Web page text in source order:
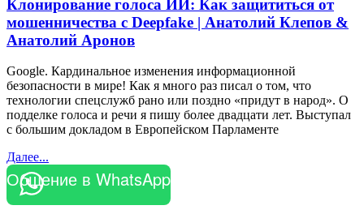
Клонирование голоса ИИ: Как защититься от
мошенничества с Deepfake | Анатолий Клепов &
Анатолий Аронов
Google. Кардинальное изменения информационной
безопасности в мире! Как я много раз писал о том, что
технологии спецслужб рано или поздно «придут в народ». О
подделке голоса и речи я пишу более двадцати лет. Выступал
с большим докладом в Европейском Парламенте
Далее...
Общение в WhatsApp